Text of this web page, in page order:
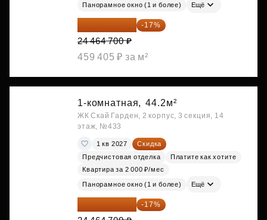
Панорамное окно (1 и более) Ещё
20 305 701 ₽ -17%
24 464 700 ₽
459 405 ₽ за м²
1-комнатная, 44.2м²
ЖК Скай Гарден, 2 корпус, 3 секция, 14
этаж, №433
1 кв 2027
Скидка
Предчистовая отделка
Платите как хотите
Квартира за 2 000 ₽/мес
Панорамное окно (1 и более) Ещё
20 305 701 ₽ -17%